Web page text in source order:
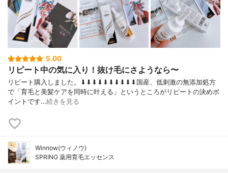
5.00
リピート中の気に入り！抜け毛にさようなら〜
リピート購入しました。⬇︎⬇︎⬇︎⬇︎⬇︎⬇︎⬇︎⬇︎⬇︎⬇︎国産、低刺激の無添加処方
で「育毛と美髪ケアを同時に叶える」というところがリピートの決めポ
イントです…続きを見る
Winnow(ウィノウ)
SPRING 薬用育毛エッセンス